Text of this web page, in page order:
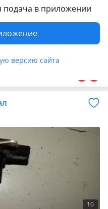
подача в приложении
версию сайта
(GF/GW) оригинал Mazda 323 mazda 626 mazda 6 mazda 3 mazda 3 вот mazda MPV mazda bongo friende mazda lantis mazda family mazda familia mazda cx-6 mazda millenia mazda capella
10